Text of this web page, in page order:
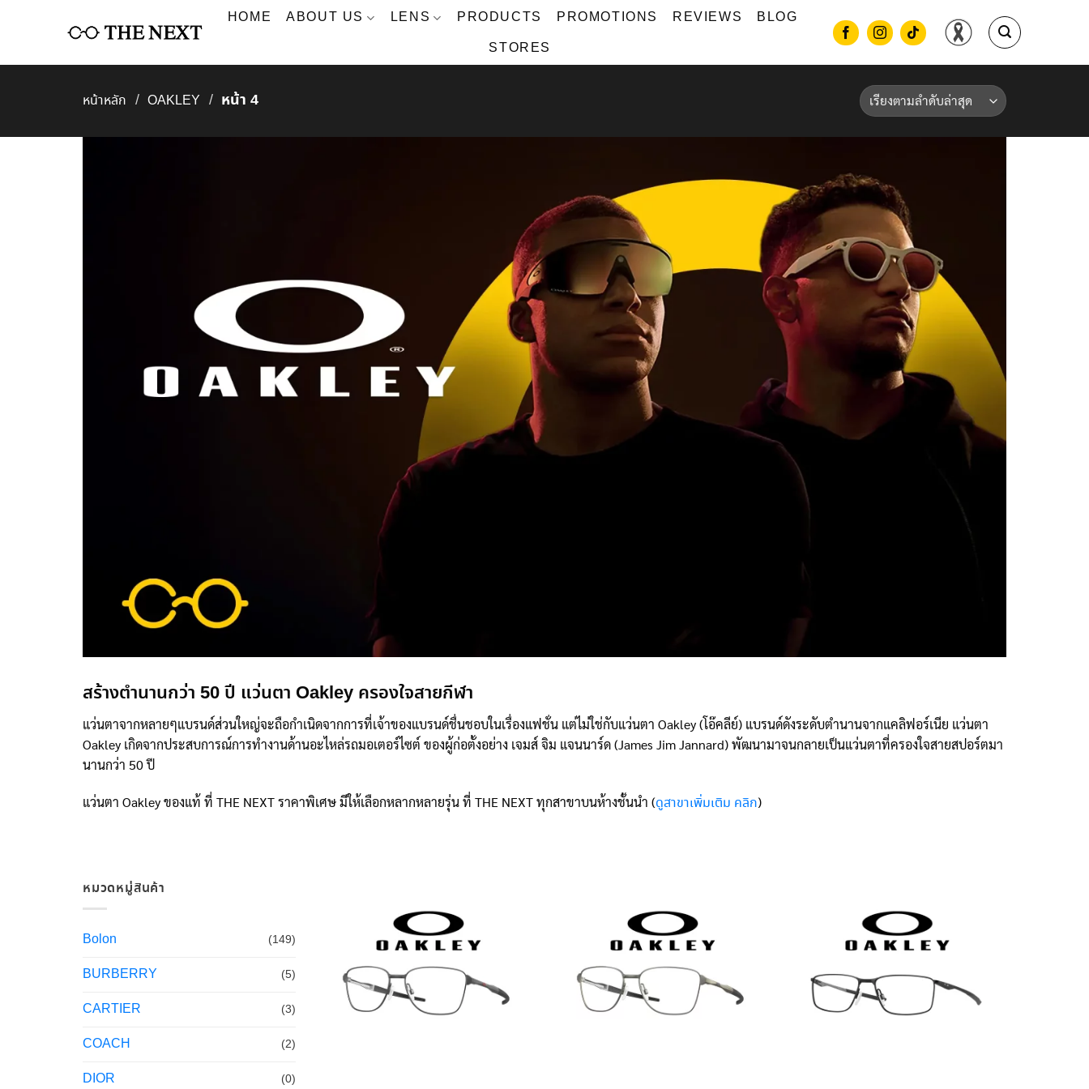
HOME ABOUT US LENS PRODUCTS PROMOTIONS REVIEWS
BLOG
STORES
หน้าหลัก / OAKLEY / หน้า 4
สร้างตำนานกว่า 50 ปี แว่นตา Oakley ครองใจสายกีฬา
แว่นตาจากหลายๆแบรนด์ส่วนใหญ่จะถือกำเนิดจากการที่เจ้าของแบรนด์ชื่นชอบในเรื่องแฟชั่น แต่ไม่ใช่กับแว่นตา Oakley (โอ๊คลีย์) แบรนด์ดังระดับตำนานจากแคลิฟอร์เนีย แว่นตา
Oakley เกิดจากประสบการณ์การทำงานด้านอะไหล่รถมอเตอร์ไซต์ ของผู้ก่อตั้งอย่าง เจมส์ จิม แจนนาร์ด (James Jim Jannard) พัฒนามาจนกลายเป็นแว่นตาที่ครองใจสายสปอร์ตมา
นานกว่า 50 ปี
แว่นตา Oakley ของแท้ ที่ THE NEXT ราคาพิเศษ มีให้เลือกหลากหลายรุ่น ที่ THE NEXT ทุกสาขาบนห้างชั้นนำ (ดูสาขาเพิ่มเติม คลิก)
หมวดหมู่สินค้า
Bolon (149)
BURBERRY (5)
CARTIER (3)
COACH (2)
DIOR (0)